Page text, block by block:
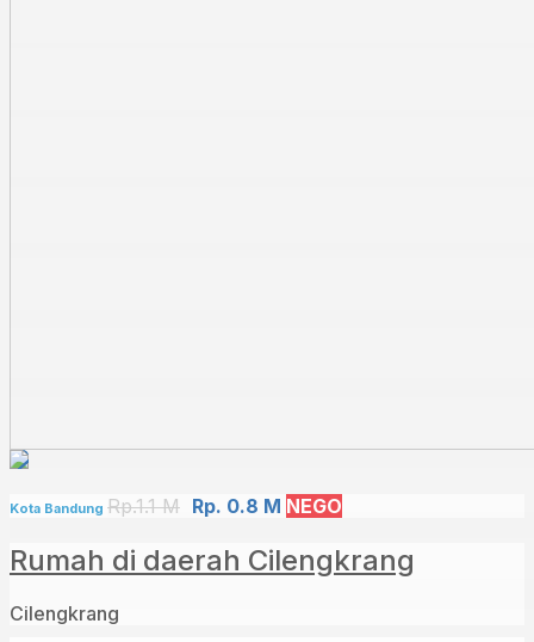
Kota Bandung Rp.1.1 M Rp. 0.8 M NEGO
Rumah di daerah Cilengkrang
Cilengkrang